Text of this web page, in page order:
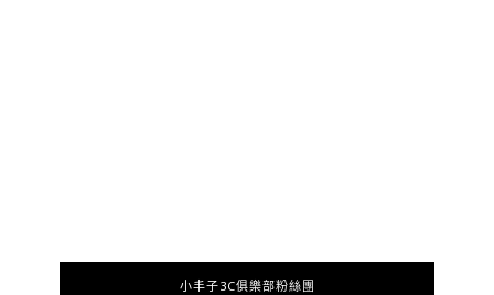
小丰子3C俱樂部粉絲團